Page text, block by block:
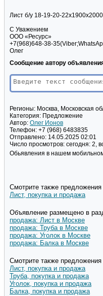
Лист б/у 18-19-20-
С Уважением
ООО «Ресурс»
+7(968)648-38-
Олег
Сообщение автору
Регионы: Москва, Московская
Категория: Предложение
Автор: Олег Ионов
Телефон: +7 (968) 6483835
Отправлено: 14.05.2025 02:01
Число просмотров: сегодня: 2,
Обьявления в нашем
Смотрите также
Лист, покупка и продажа
Объявление размещено в
продажа: Лист в Москве
продажа: Труба в Москве
продажа: Уголок в Москве
продажа: Балка в Москве
Смотрите также
Лист, покупка и продажа
Труба, покупка и продажа
Уголок, покупка и продажа
Балка, покупка и продажа